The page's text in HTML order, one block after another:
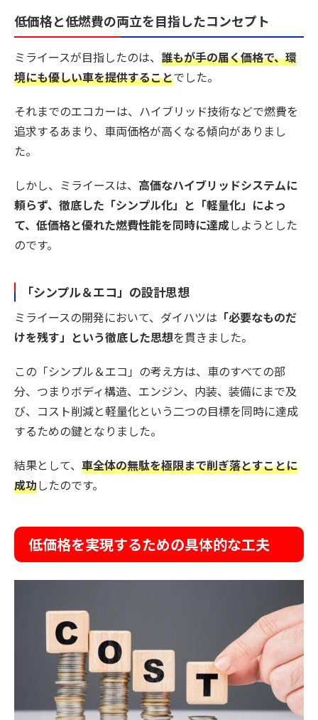
低価格と低燃費の両立を目指したコンセプト
ミライースが目指したのは、 誰もが手の届く価格で、環
境にも優しい車を提供することでした。
それまでのエコカーは、ハイブリッド技術などで燃費を
追求するあまり、車両価格が高くなる傾向がありまし
た。
しかし、ミライースは、 高価なハイブリッドシステムに
頼らず、徹底した「シンプル化」と「軽量化」によっ
て、低価格と優れた燃費性能を同時に達成しようとした
のです。
「シンプル＆エコ」の設計思想
ミライースの開発において、ダイハツは 「必要なものだ
けを残す」という徹底した思想を貫きました。
この「シンプル＆エコ」の考え方は、車のすべての部
分、つまりボディ構造、エンジン、内装、装備にまで及
び、コスト削減と軽量化という二つの目標を同時に達成
するための鍵となりました。
結果として、 車全体の無駄を極限まで削ぎ落とすことに
成功したのです。
低価格を実現するための具体的な工夫